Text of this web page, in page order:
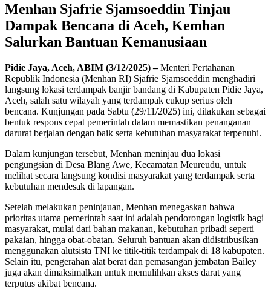
Menhan Sjafrie Sjamsoeddin Tinjau
Dampak Bencana di Aceh, Kemhan
Salurkan Bantuan Kemanusiaan
Pidie Jaya, Aceh, ABIM (3/12/2025) –Menteri Pertahanan
Republik Indonesia (Menhan RI) Sjafrie Sjamsoeddin menghadiri
langsung lokasi terdampak banjir bandang di Kabupaten Pidie Jaya,
Aceh, salah satu wilayah yang terdampak cukup serius oleh
bencana. Kunjungan pada Sabtu (29/11/2025) ini, dilakukan sebagai
bentuk respons cepat pemerintah dalam memastikan penanganan
darurat berjalan dengan baik serta kebutuhan masyarakat terpenuhi.
Dalam kunjungan tersebut, Menhan meninjau dua lokasi
pengungsian di Desa Blang Awe, Kecamatan Meureudu, untuk
melihat secara langsung kondisi masyarakat yang terdampak serta
kebutuhan mendesak di lapangan.
Setelah melakukan peninjauan, Menhan menegaskan bahwa
prioritas utama pemerintah saat ini adalah pendorongan logistik bagi
masyarakat, mulai dari bahan makanan, kebutuhan pribadi seperti
pakaian, hingga obat-obatan. Seluruh bantuan akan didistribusikan
menggunakan alutsista TNI ke titik-titik terdampak di 18 kabupaten.
Selain itu, pengerahan alat berat dan pemasangan jembatan Bailey
juga akan dimaksimalkan untuk memulihkan akses darat yang
terputus akibat bencana.